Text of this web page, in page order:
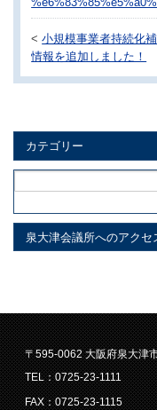
<小規模事業者持続化
情報を追加しました！
カテゴリー
泉大津会議所へのアクセ
〒595-0062 大阪府泉大津
TEL：0725-23-1111
FAX：0725-23-1115